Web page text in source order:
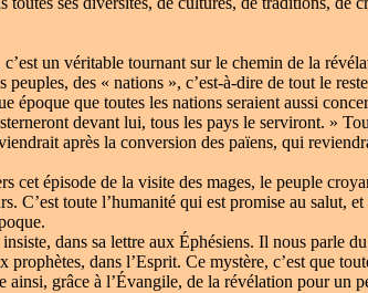
un véritable tournant sur le chemin de la
peuples, des « nations », c’est-à-dire de tout le
époque que toutes les nations seraient aussi
devant lui, tous les pays le serviront. »
après la conversion des païens, qui
épisode de la visite des mages, le peuple
C’est toute l’humanité qui est promise au
dans sa lettre aux Éphésiens. Il nous parle
prophètes, dans l’Esprit. Ce mystère, c’est que
ainsi, grâce à l’Évangile, de la révélation pour un